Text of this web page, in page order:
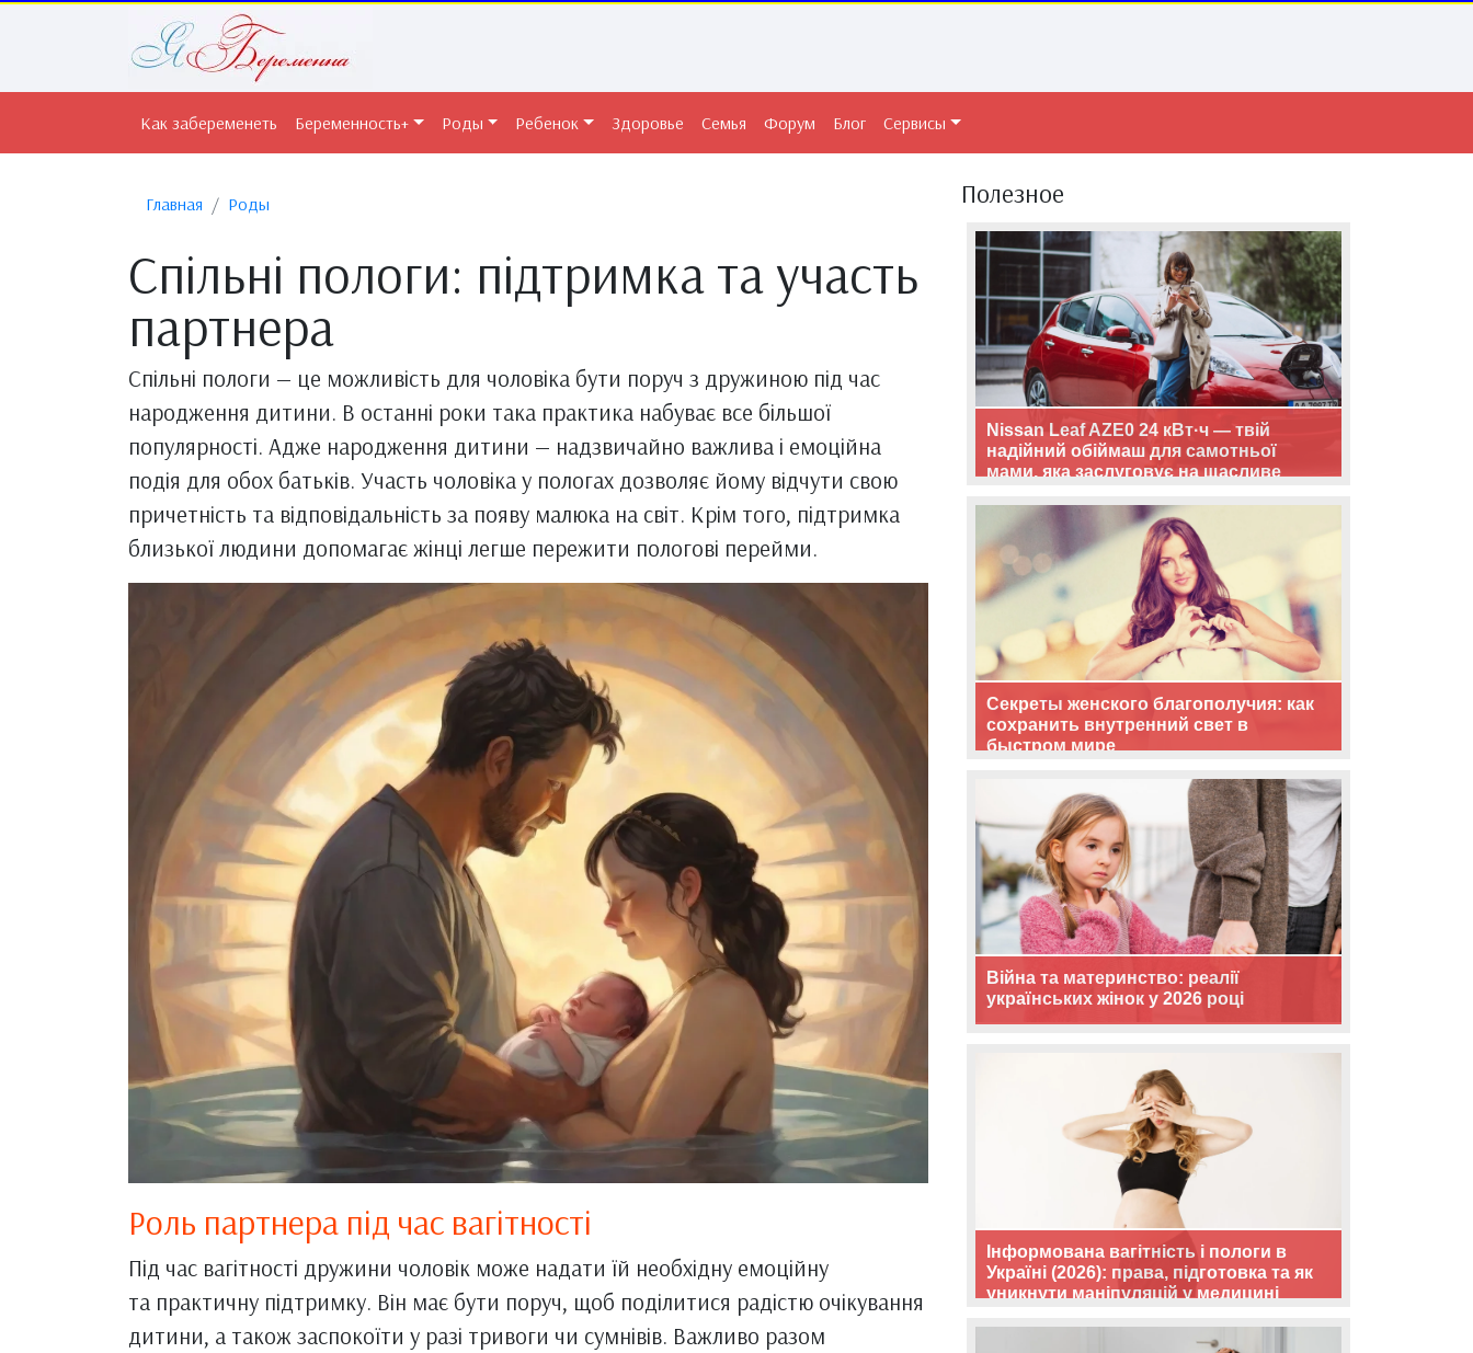
Как забеременеть Беременность+ Роды Ребенок Здоровье Семья Форум Блог Сервисы
Главная Роды
Спільні пологи: підтримка та участь
партнера
Спільні пологи — це можливість для чоловіка бути поруч з дружиною під час
народження дитини. В останні роки така практика набуває все більшої
популярності. Адже народження дитини — надзвичайно важлива і емоційна
подія для обох батьків. Участь чоловіка у пологах дозволяє йому відчути свою
причетність та відповідальність за появу малюка на світ. Крім того, підтримка
близької людини допомагає жінці легше пережити пологові перейми.
Роль партнера під час вагітності
Під час вагітності дружини чоловік може надати їй необхідну емоційну
та практичну підтримку. Він має бути поруч, щоб поділитися радістю очікування
дитини, а також заспокоїти у разі тривоги чи сумнівів. Важливо разом
Полезное
Nissan Leaf AZE0 24 кВт·ч — твій
надійний обіймаш для самотньої
мами, яка заслуговує на щасливе
Секреты женского благополучия: как
сохранить внутренний свет в
быстром мире
Війна та материнство: реалії
українських жінок у 2026 році
Інформована вагітність і пологи в
Україні (2026): права, підготовка та як
уникнути маніпуляцій у медицині